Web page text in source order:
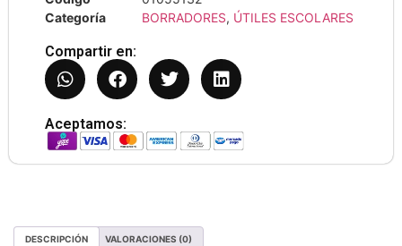
Categoría
BORRADORES, ÚTILES ESCOLARES
Compartir en:
Aceptamos:
DESCRIPCIÓN VALORACIONES (0)